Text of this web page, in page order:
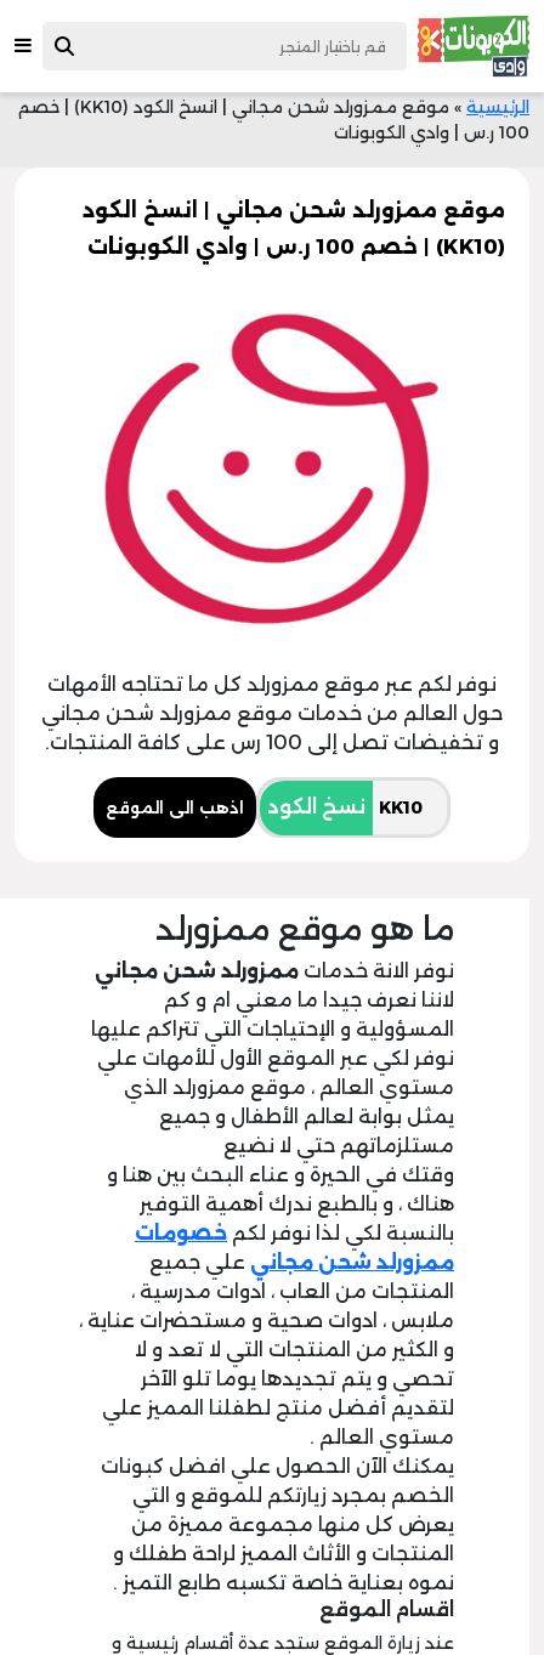
الرئيسية »
موقع ممزورلد شحن مجاني | انسخ الكود (KK10) | خصم
100 ر.س | وادي الكوبونات
موقع ممزورلد شحن مجاني | انسخ الكود
(KK10) | خصم 100 ر.س | وادي الكوبونات
نوفر لكم عبر موقع ممزورلد كل ما تحتاجه الأمهات
حول العالم من خدمات موقع ممزورلد شحن مجاني
و تخفيضات تصل إلى 100 رس على كافة المنتجات.
نسخ الكود اذهب الى الموقع
ما هو موقع ممزورلد
نوفر الانة خدمات ممزورلد شحن مجاني
لاننا نعرف جيدا ما معني ام و كم
المسؤولية و الإحتياجات التي تتراكم عليها
نوفر لكي عبر الموقع الأول للأمهات علي
مستوي العالم ، موقع ممزورلد الذي
يمثل بوابة لعالم الأطفال و جميع
مستلزماتهم حتي لا نضيع
وقتك في الحيرة و عناء البحث بين هنا و
هناك ، و بالطبع ندرك أهمية التوفير
بالنسبة لكي لذا نوفر لكم خصومات
ممزورلد شحن مجاني علي جميع
المنتجات من العاب ، ادوات مدرسية ،
ملابس ، ادوات صحية و مستحضرات عناية ،
و الكثير من المنتجات التي لا تعد و لا
تحصي و يتم تجديدها يوما تلو الآخر
لتقديم أفضل منتج لطفلنا المميز علي
مستوي العالم .
يمكنك الآن الحصول علي افضل كبونات
الخصم بمجرد زيارتكم للموقع و التي
يعرض كل منها مجموعة مميزة من
المنتجات و الأثاث المميز لراحة طفلك و
نموه بعناية خاصة تكسبه طابع التميز .
اقسام الموقع
عند زيارة الموقع ستجد عدة أقسام رئيسية و